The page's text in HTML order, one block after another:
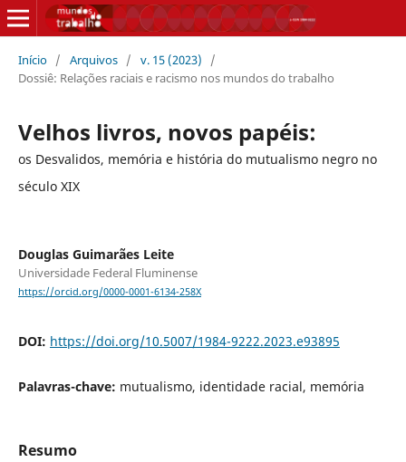
Início / Arquivos / v. 15 (2023)
/
Dossiê: Relações raciais e racismo nos mundos do trabalho
Velhos livros, novos papéis:
os Desvalidos, memória e história do mutualismo negro no
século XIX
Douglas Guimarães Leite
Universidade Federal Fluminense
https://orcid.org/0000-0001-6134-258X
DOI: https://doi.org/10.5007/1984-9222.2023.e93895
Palavras-chave: mutualismo, identidade racial, memória
Resumo